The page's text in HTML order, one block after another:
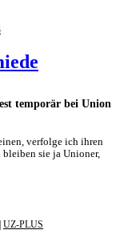
temporär bei Union
verfolge ich ihren
bleiben sie ja Unioner,
| UZ-PLUS